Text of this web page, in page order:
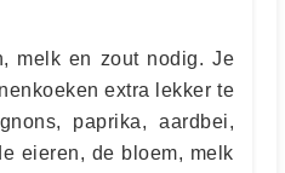
melk en zout nodig. Je
extra lekker te
paprika, aardbei,
eieren, de bloem, melk